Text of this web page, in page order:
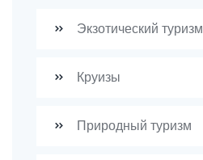
Экзотический туризм
Круизы
Природный туризм